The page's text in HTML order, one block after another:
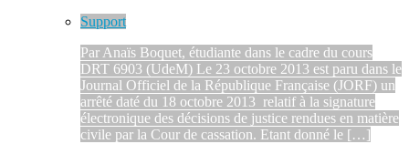
Support
Par Anaïs Boquet, étudiante dans le cadre du cours
DRT 6903 (UdeM) Le 23 octobre 2013 est paru dans le
Journal Officiel de la République Française (JORF) un
arrêté daté du 18 octobre 2013 relatif à la signature
électronique des décisions de justice rendues en matière
civile par la Cour de cassation. Etant donné le […]